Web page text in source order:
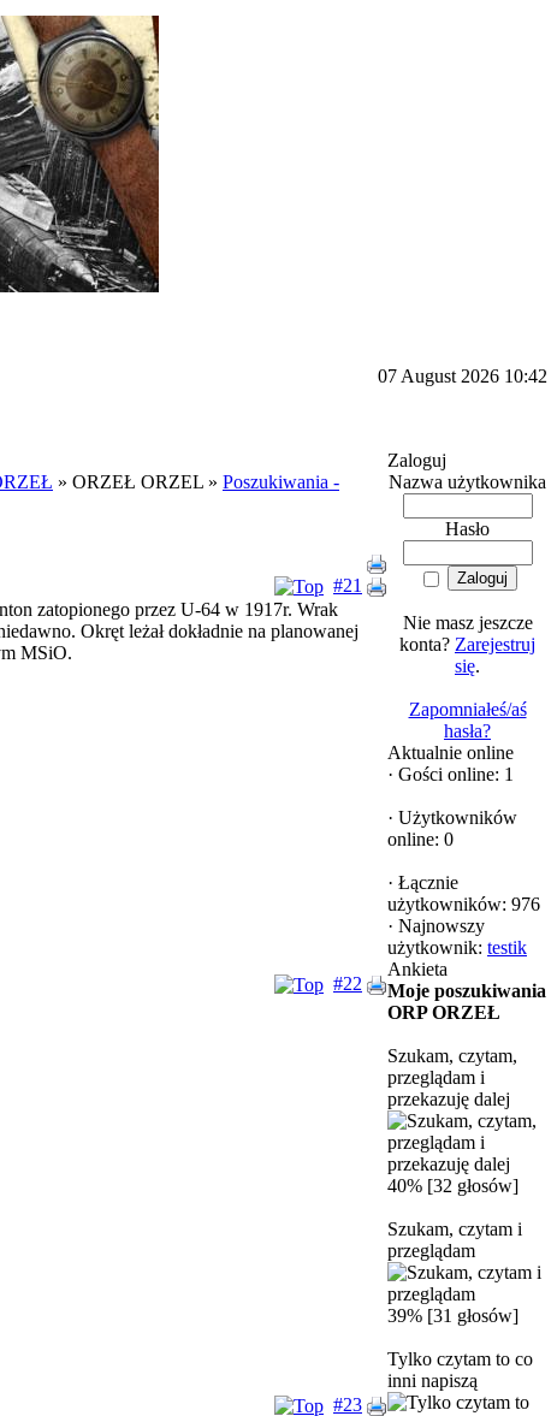
07 August 2026 10:42
» ORZEŁ ORZEL » Poszukiwania -
#21
zatopionego przez U-64 w 1917r. Wrak
Okręt leżał dokładnie na planowanej
MSiO.
#22
#23
Zaloguj
Nazwa użytkownika
Hasło
Nie masz jeszcze
konta? Zarejestruj
się.
Zapomniałeś/aś
hasła?
Aktualnie online
· Gości online: 1
· Użytkowników
online: 0
· Łącznie
użytkowników: 976
· Najnowszy
użytkownik: testik
Ankieta
Moje poszukiwania
ORP ORZEŁ
Szukam, czytam,
przeglądam i
przekazuję dalej
40% [32 głosów]
Szukam, czytam i
przeglądam
39% [31 głosów]
Tylko czytam to co
inni napiszą